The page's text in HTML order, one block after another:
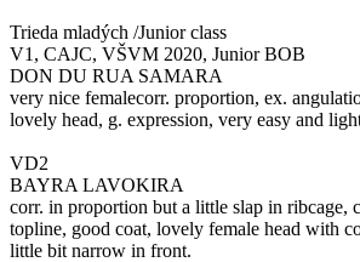
Trieda mladých /Junior class
V1, CAJC, VŠVM 2020, Junior BOB
DON DU RUA SAMARA
very nice femalecorr. proportion, ex.
lovely head, g. expression, very easy and
VD2
BAYRA LAVOKIRA
corr. in proportion but a little slap in ribcage,
topline, good coat, lovely female head with
little bit narrow in front.